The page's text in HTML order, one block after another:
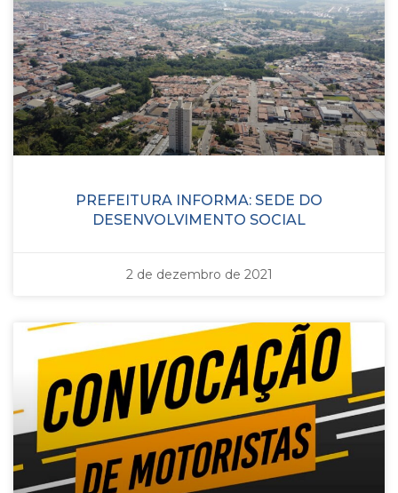
PREFEITURA INFORMA: SEDE DO
DESENVOLVIMENTO SOCIAL
2 de dezembro de 2021